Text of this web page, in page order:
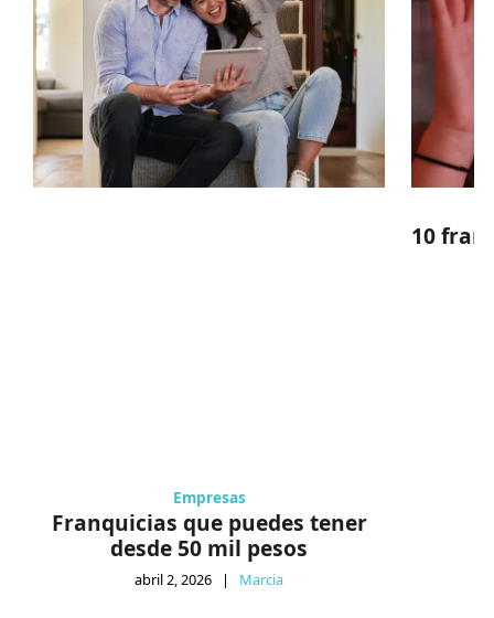
Empresas
Franquicias que puedes tener
desde 50 mil pesos
abril 2, 2026 | Marcia
10